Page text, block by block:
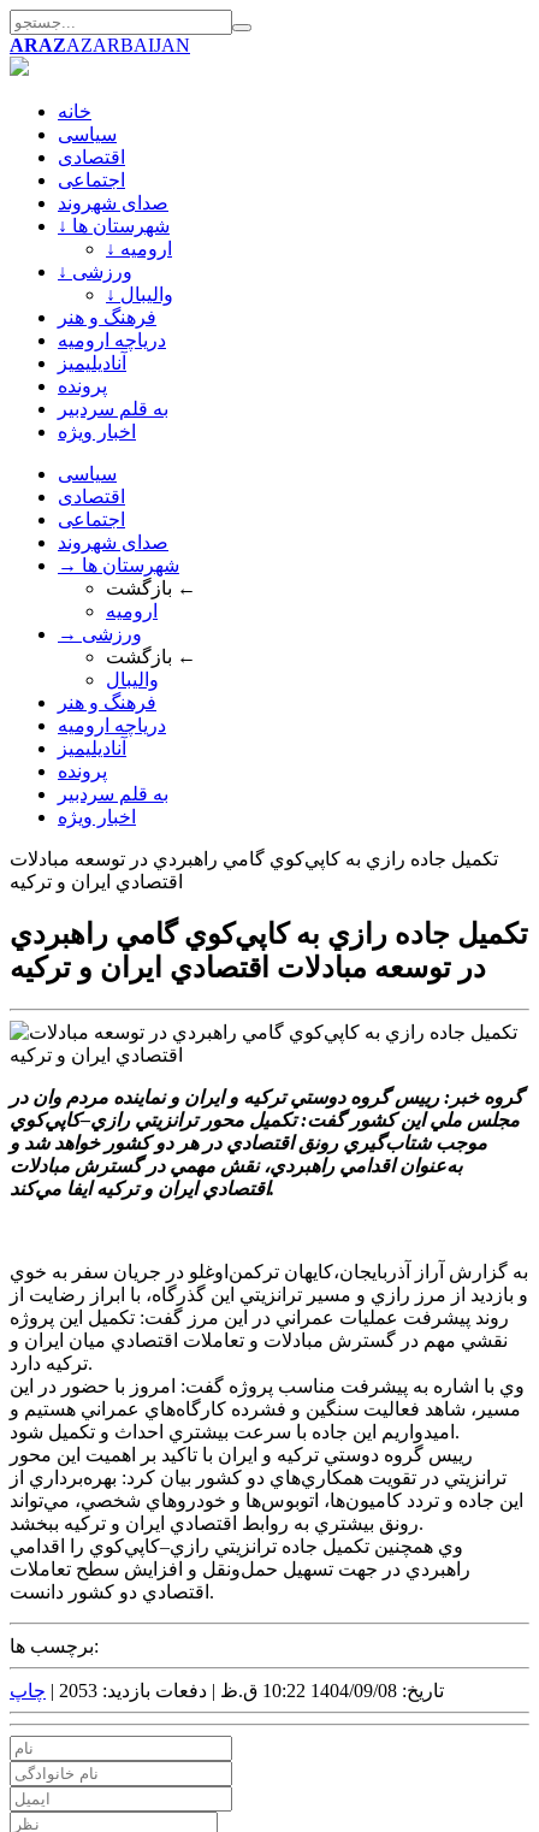
ARAZAZARBAIJAN
خانه
سیاسی
اقتصادی
اجتماعی
صدای شهروند
↓ شهرستان ها
↓ ارومیه
↓ ورزشی
↓ والیبال
فرهنگ و هنر
دریاچه ارومیه
آنادیلیمیز
پرونده
به قلم سردبیر
اخبار ویژه
سیاسی
اقتصادی
اجتماعی
صدای شهروند
→ شهرستان ها
بازگشت ←
ارومیه
→ ورزشی
بازگشت ←
والیبال
فرهنگ و هنر
دریاچه ارومیه
آنادیلیمیز
پرونده
به قلم سردبیر
اخبار ویژه
تکميل جاده رازي به کاپي‌کوي گامي راهبردي در توسعه مبادلات
اقتصادي ايران و ترکيه
تکميل جاده رازي به کاپي‌کوي گامي راهبردي
در توسعه مبادلات اقتصادي ايران و ترکيه
گروه خبر: رييس گروه دوستي ترکيه و ايران و نماينده مردم وان در
مجلس ملي اين کشور گفت: تکميل محور ترانزيتي رازي–کاپي‌کوي
موجب شتاب‌گيري رونق اقتصادي در هر دو کشور خواهد شد و
به‌عنوان اقدامي راهبردي، نقش مهمي در گسترش مبادلات
اقتصادي ايران و ترکيه ايفا مي‌کند.
به گزارش آراز آذربايجان،کايهان ترکمن‌اوغلو در جريان سفر به خوي
و بازديد از مرز رازي و مسير ترانزيتي اين گذرگاه، با ابراز رضايت از
روند پيشرفت عمليات عمراني در اين مرز گفت: تکميل اين پروژه
نقشي مهم در گسترش مبادلات و تعاملات اقتصادي ميان ايران و
ترکيه دارد.
وي با اشاره به پيشرفت مناسب پروژه گفت: امروز با حضور در اين
مسير، شاهد فعاليت سنگين و فشرده کارگاه‌هاي عمراني هستيم و
اميدواريم اين جاده با سرعت بيشتري احداث و تکميل شود.
رييس گروه دوستي ترکيه و ايران با تاکيد بر اهميت اين محور
ترانزيتي در تقويت همکاري‌هاي دو کشور بيان کرد: بهره‌برداري از
اين جاده و تردد کاميون‌ها، اتوبوس‌ها و خودروهاي شخصي، مي‌تواند
رونق بيشتري به روابط اقتصادي ايران و ترکيه ببخشد.
وي همچنين تکميل جاده ترانزيتي رازي–کاپي‌کوي را اقدامي
راهبردي در جهت تسهيل حمل‌ونقل و افزايش سطح تعاملات
اقتصادي دو کشور دانست.
برچسب ها:
تاریخ: 1404/09/08 10:22 ق.ظ | دفعات بازدید: 2053 | چاپ